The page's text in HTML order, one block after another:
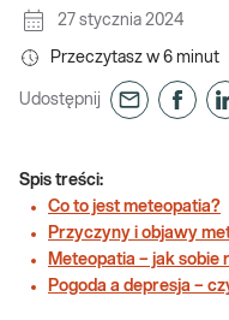
27 stycznia 2024
Przeczytasz w 6 minut
Udostępnij
Spis treści:
Co to jest meteopatia?
Przyczyny i objawy
Meteopatia – jak sobie
Pogoda a depresja –